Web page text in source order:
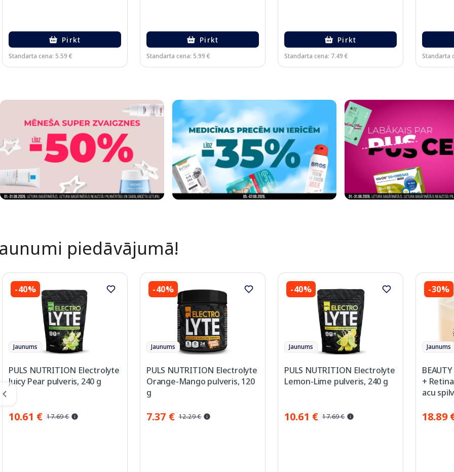
Pirkt
Standarta cena: 5.59 €
Pirkt
Standarta cena: 5.99 €
Pirkt
Standarta cena: 7.49 € Standarta
piedāvājumā!
-40%
Jaunums
PULS NUTRITION Electrolyte
Juicy Pear pulveris, 240 g
10.61 € 17.69 €
-40%
Jaunums
PULS NUTRITION Electrolyte
Orange-Mango pulveris, 120
g
7.37 € 12.29 €
-40%
Jaunums
PULS NUTRITION Electrolyte
Lemon-Lime pulveris, 240 g
10.61 € 17.69 €
-30%
Jaunums
+
acu
18.89